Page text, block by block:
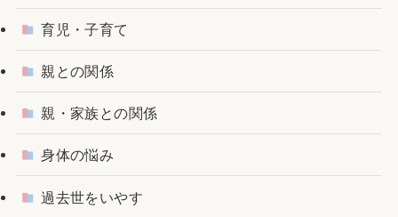
育児・子育て
親との関係
親・家族との関係
身体の悩み
過去世をいやす